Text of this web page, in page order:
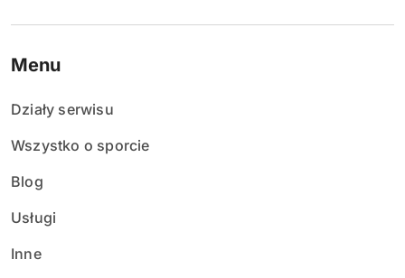
Menu
Działy serwisu
Wszystko o sporcie
Blog
Usługi
Inne